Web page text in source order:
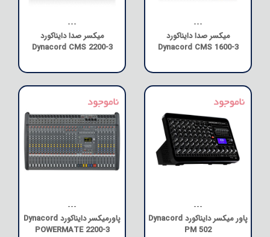
---
میکسر صدا دایناکورد
Dynacord CMS 1600-3
---
میکسر صدا دایناکورد
Dynacord CMS 2200-3
---
پاور میکسر دایناکورد Dynacord
PM 502
---
پاورمیکسر دایناکورد Dynacord
POWERMATE 2200-3